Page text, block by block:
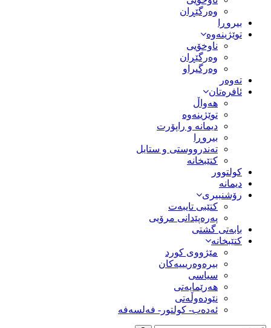
وەرگێڕان
بیروڕا
توێژینەوە
ناوخۆیی
وەرگێڕان
وەرگیراو
تەوەر
ئافرەتان
هەواڵ
توێژینەوە
دیمانە و راپۆرت
بیروڕا
تەندرووستی و ستایل
کتێبخانە
کولتوور
دیمانە
رۆشنبیری
کتێبی تایبەت
پەرەپێدانی مرۆیی
بابەتی گشتی
کتێبخانە
مێژووى کورد
بیرەوەریییەکان
سیاسى
هەرێمایەتی
نێودەوڵەتی
ئەدەب- کولتور- فەلسەفە